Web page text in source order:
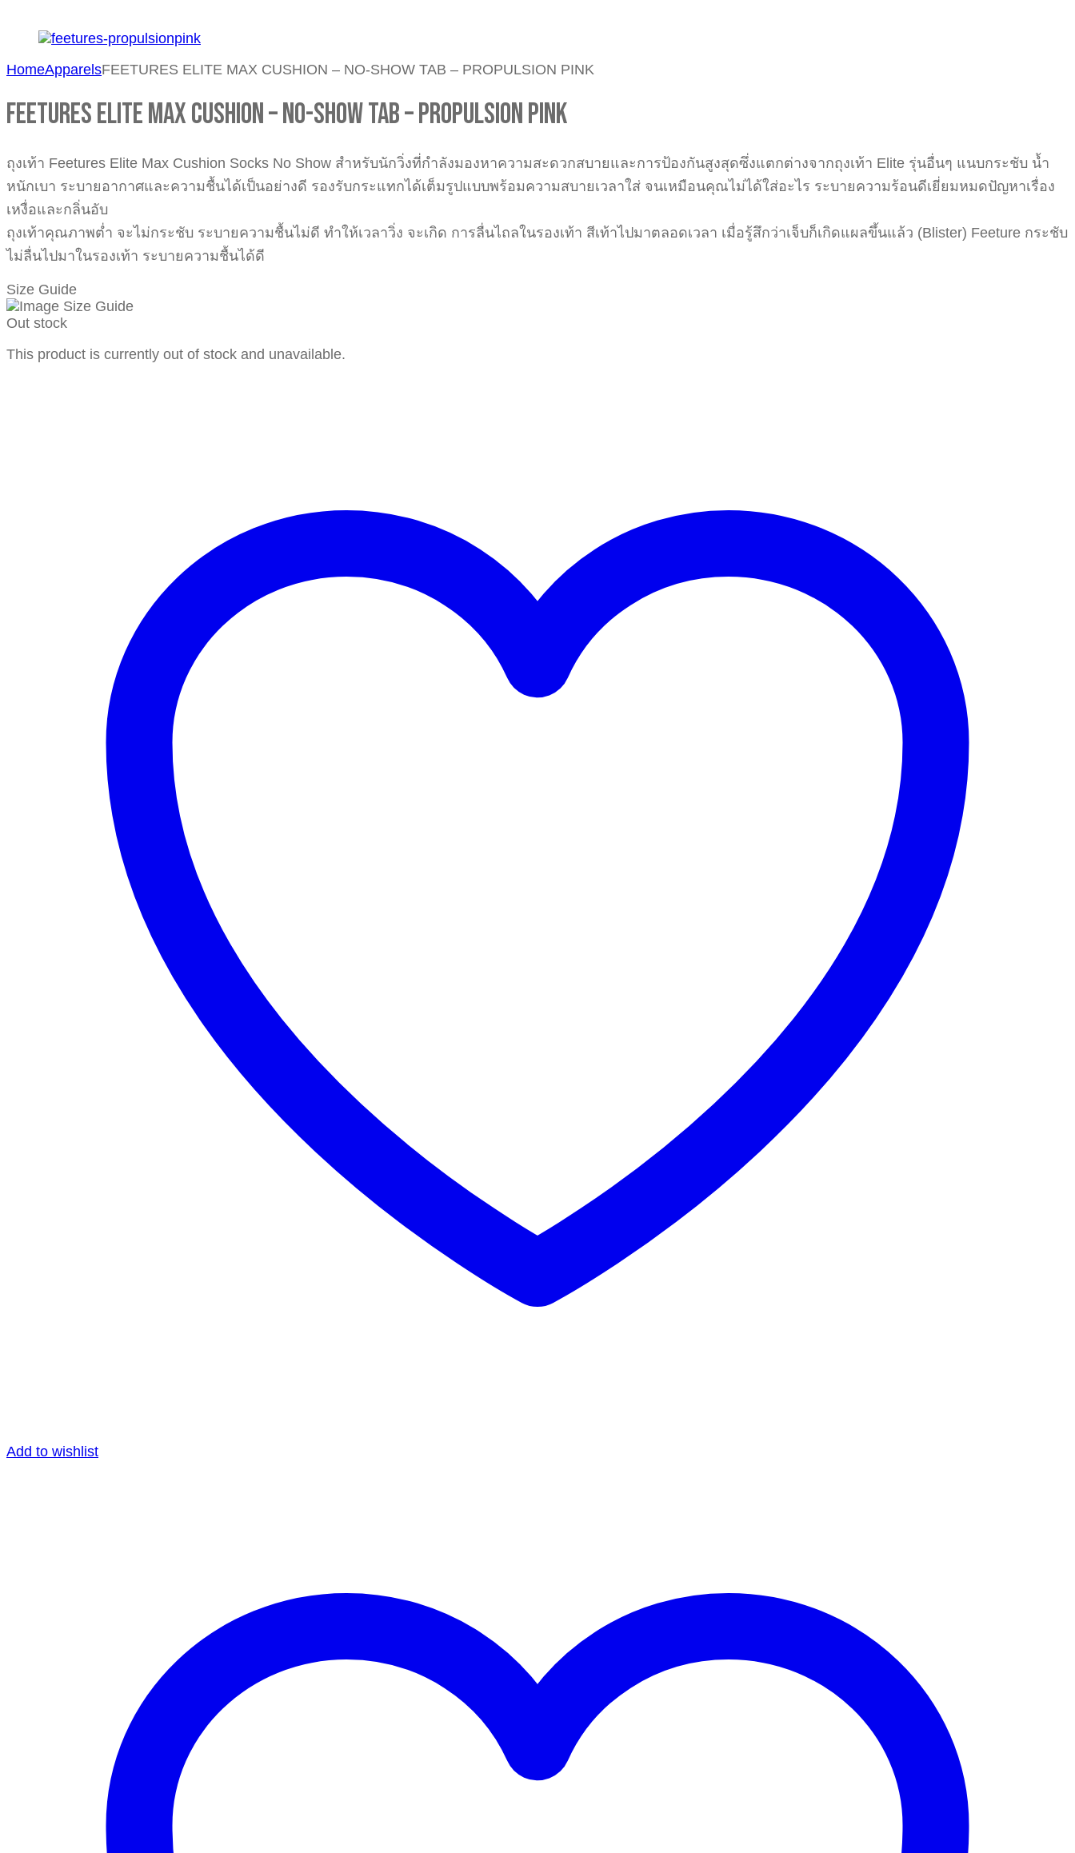
HomeApparelsFEETURES ELITE MAX CUSHION – NO-SHOW TAB – PROPULSION PINK
FEETURES ELITE MAX CUSHION – NO-SHOW TAB – PROPULSION PINK
ถุงเท้า Feetures Elite Max Cushion Socks No Show สำหรับนักวิ่งที่กำลังมองหาความสะดวกสบายและการป้องกันสูงสุดซึ่งแตกต่างจากถุงเท้า Elite รุ่นอื่นๆ แนบกระชับ น้ำ
หนักเบา ระบายอากาศและความชื้นได้เป็นอย่างดี รองรับกระแทกได้เต็มรูปแบบพร้อมความสบายเวลาใส่ จนเหมือนคุณไม่ได้ใส่อะไร ระบายความร้อนดีเยี่ยมหมดปัญหาเรื่อง
เหงื่อและกลิ่นอับ
ถุงเท้าคุณภาพต่ำ จะไม่กระชับ ระบายความชื้นไม่ดี ทำให้เวลาวิ่ง จะเกิด การลื่นไถลในรองเท้า สีเท้าไปมาตลอดเวลา เมื่อรู้สึกว่าเจ็บก็เกิดแผลขึ้นแล้ว (Blister) Feeture กระชับ
ไม่ลื่นไปมาในรองเท้า ระบายความชื้นได้ดี
Size Guide
Out stock
This product is currently out of stock and unavailable.
Add to wishlist